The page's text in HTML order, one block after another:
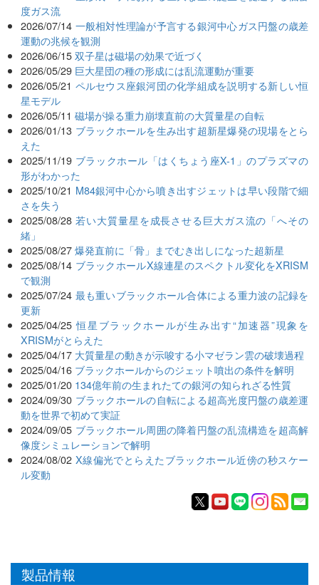
度ガス流
2026/07/14 一般相対性理論が予言する銀河中心ガス円盤の歳差
運動の兆候を観測
2026/06/15 双子星は磁場の効果で近づく
2026/05/29 巨大星団の種の形成には乱流運動が重要
2026/05/21 ペルセウス座銀河団の化学組成を説明する新しい恒
星モデル
2026/05/11 磁場が操る重力崩壊直前の大質量星の自転
2026/01/13 ブラックホールを生み出す超新星爆発の現場をとら
えた
2025/11/19 ブラックホール「はくちょう座X-1」のプラズマの
形がわかった
2025/10/21 M84銀河中心から噴き出すジェットは早い段階で細
さを失う
2025/08/28 若い大質量星を成長させる巨大ガス流の「へその
緒」
2025/08/27 爆発直前に「骨」までむき出しになった超新星
2025/08/14 ブラックホールX線連星のスペクトル変化をXRISM
で観測
2025/07/24 最も重いブラックホール合体による重力波の記録を
更新
2025/04/25 恒星ブラックホールが生み出す“加速器”現象を
XRISMがとらえた
2025/04/17 大質量星の動きが示唆する小マゼラン雲の破壊過程
2025/04/16 ブラックホールからのジェット噴出の条件を解明
2025/01/20 134億年前の生まれたての銀河の知られざる性質
2024/09/30 ブラックホールの自転による超高光度円盤の歳差運
動を世界で初めて実証
2024/09/05 ブラックホール周囲の降着円盤の乱流構造を超高解
像度シミュレーションで解明
2024/08/02 X線偏光でとらえたブラックホール近傍の秒スケー
ル変動
製品情報